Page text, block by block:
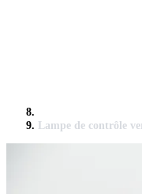
Lampe de contrôle